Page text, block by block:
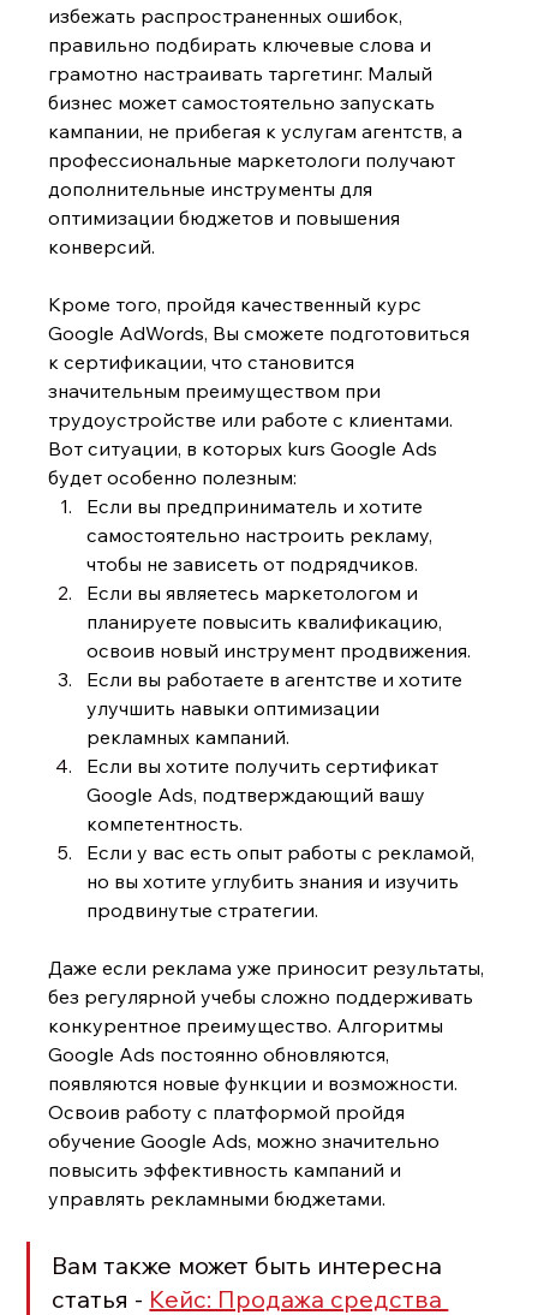
избежать распространенных ошибок,
правильно подбирать ключевые слова и
грамотно настраивать таргетинг. Малый
бизнес может самостоятельно запускать
кампании, не прибегая к услугам агентств, а
профессиональные маркетологи получают
дополнительные инструменты для
оптимизации бюджетов и повышения
конверсий.
Кроме того, пройдя качественный курс
Google AdWords, Вы сможете подготовиться
к сертификации, что становится
значительным преимуществом при
трудоустройстве или работе с клиентами.
Вот ситуации, в которых kurs Google Ads
будет особенно полезным:
Если вы предприниматель и хотите
самостоятельно настроить рекламу,
чтобы не зависеть от подрядчиков.
Если вы являетесь маркетологом и
планируете повысить квалификацию,
освоив новый инструмент продвижения.
Если вы работаете в агентстве и хотите
улучшить навыки оптимизации
рекламных кампаний.
Если вы хотите получить сертификат
Google Ads, подтверждающий вашу
компетентность.
Если у вас есть опыт работы с рекламой,
но вы хотите углубить знания и изучить
продвинутые стратегии.
Даже если реклама уже приносит результаты,
без регулярной учебы сложно поддерживать
конкурентное преимущество. Алгоритмы
Google Ads постоянно обновляются,
появляются новые функции и возможности.
Освоив работу с платформой пройдя
обучение Google Ads, можно значительно
повысить эффективность кампаний и
управлять рекламными бюджетами.
Вам также может быть интересна
статья - Кейс: Продажа средства